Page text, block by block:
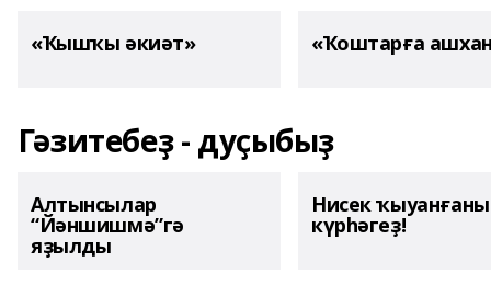
«Ҡышҡы әкиәт» «Ҡоштарға
Гәзитебеҙ - дуҫыбыҙ
Алтынсылар
“Йәншишмә”гә
яҙылды
Нисек
күрһәгеҙ!